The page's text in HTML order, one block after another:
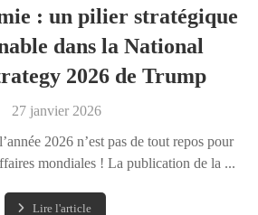
: un pilier stratégique
dans la National
2026 de Trump
27 janvier 2026
2026 n’est pas de tout repos pour
mondiales ! La publication de la ...
Lire l'article